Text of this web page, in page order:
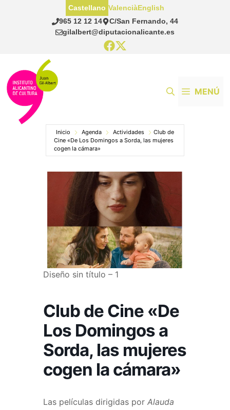
965 12 12 14
C/San Fernando, 44
gilalbert@diputacionalicante.es
Castellano ValenciàEnglish
MENÚ
Inicio Agenda Actividades
Club de
Cine «De Los Domingos a Sorda, las mujeres
cogen la cámara»
Diseño sin título – 1
Club de Cine «De
Los Domingos a
Sorda, las mujeres
cogen la cámara»
Las películas dirigidas por Alauda